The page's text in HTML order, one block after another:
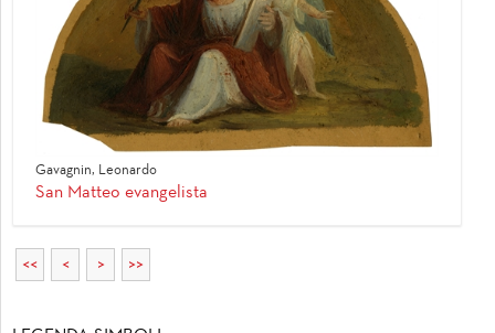
Gavagnin, Leonardo
San Matteo evangelista
<< < > >>